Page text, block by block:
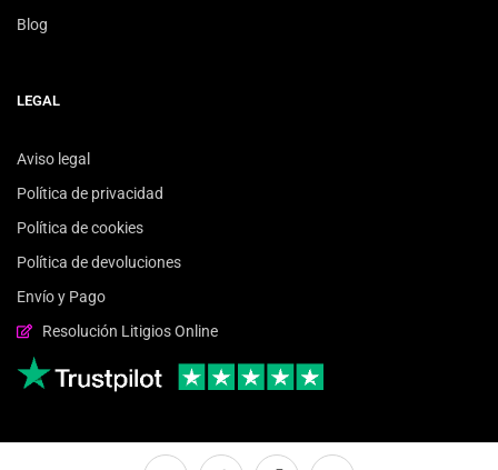
Blog
LEGAL
Aviso legal
Política de privacidad
Política de cookies
Política de devoluciones
Envío y Pago
Resolución Litigios Online